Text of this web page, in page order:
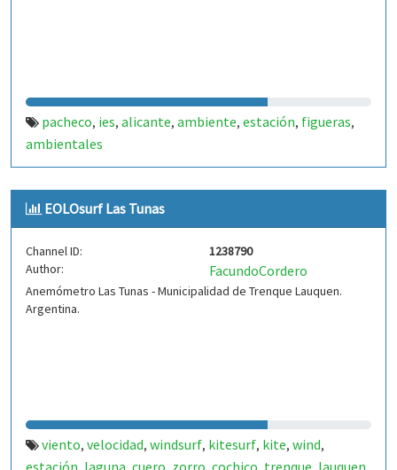
pacheco, ies, alicante, ambiente, estación, figueras,
ambientales
EOLOsurf Las Tunas
Channel ID:
1238790
Author:
FacundoCordero
Anemómetro Las Tunas - Municipalidad de Trenque Lauquen.
Argentina.
viento, velocidad, windsurf, kitesurf, kite, wind,
estación laguna cuero zorro cochico trenque lauquen